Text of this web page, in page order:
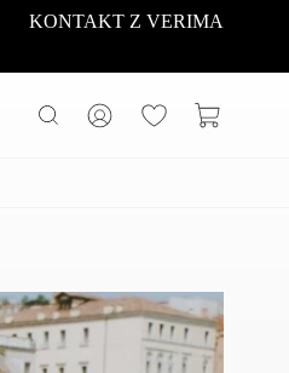
KONTAKT Z VERIMA
Koszyk